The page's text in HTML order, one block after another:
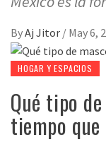
ByAj Jitor / May 6,
HOGAR Y ESPACIOS
Qué tipo
tiempo